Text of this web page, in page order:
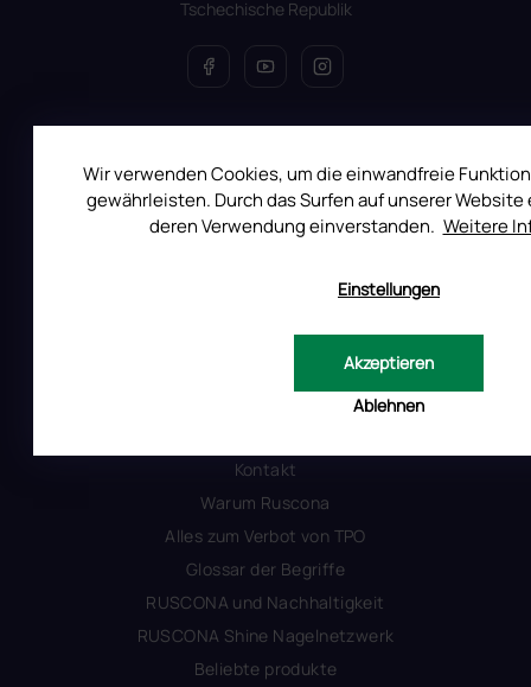
Wir verwenden Cookies, um die einwandfreie
gewährleisten. Durch das Surfen auf unserer Website
deren Verwendung einverstanden. Weitere
Einstellungen
Ablehnen
Akzeptieren
Tschechische Republik
Reklamation
Uber RUSCONA
Allgemeine Geschäftsbedingungen
Kontakt
Warum Ruscona
Alles zum Verbot von TPO
Glossar der Begriffe
RUSCONA und Nachhaltigkeit
RUSCONA Shine Nagelnetzwerk
Beliebte produkte